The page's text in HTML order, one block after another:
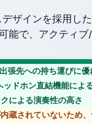
ザインを採用し
能で、アクティ
張先への持ち運びに優
ドホン直結機能によ
による演奏性の高さ
蔵されていないため